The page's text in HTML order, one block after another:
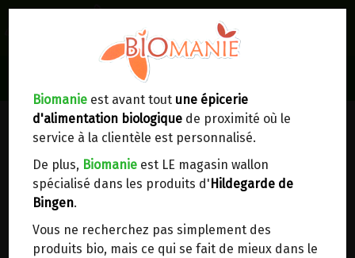
Biomanie est avant tout une épicerie
d'alimentation biologique de proximité où le
service à la clientèle est personnalisé.
De plus, Biomanie est LE magasin wallon
spécialisé dans les produits d' Hildegarde de
Bingen.
Vous ne recherchez pas simplement des
produits bio, mais ce qui se fait de mieux dans le
Lieux de réception/livraison
Livraison à votre domicile
Nous envoyons votre commande à votre
domicile enBelgique, France, Luxembourg,
Royaume-Uni, Suisse, Pays-Bas, Portugal,
Espagne. Pour d'autres pays, merci de nous
contacter.
Choisir ce lieu